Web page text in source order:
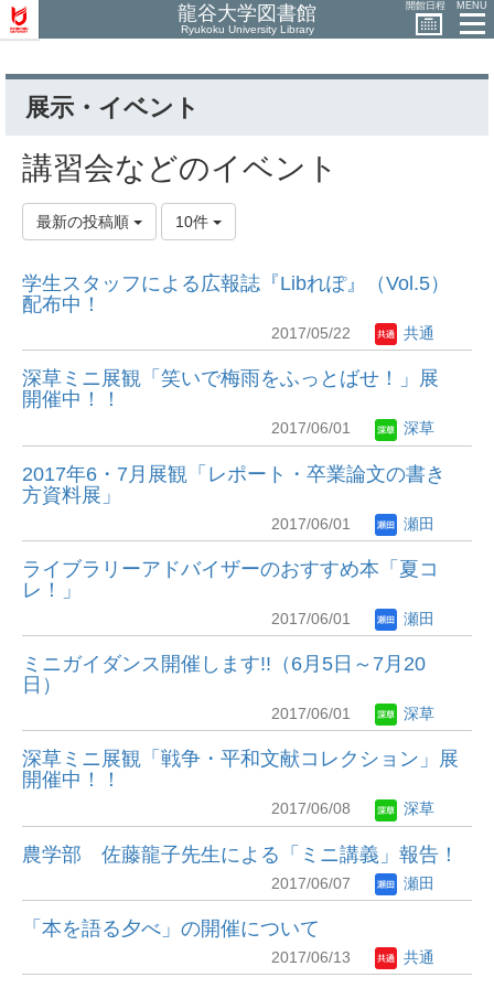
龍谷大学図書館
Ryukoku University Library
開館日程 MENU
展示・イベント
講習会などのイベント
最新の投稿順 10件
学生スタッフによる広報誌『Libれぽ』（Vol.5）
配布中！
2017/05/22 共通
深草ミニ展観「笑いで梅雨をふっとばせ！」展
開催中！！
2017/06/01 深草
2017年6・7月展観「レポート・卒業論文の書き
方資料展」
2017/06/01 瀬田
ライブラリーアドバイザーのおすすめ本「夏コ
レ！」
2017/06/01 瀬田
ミニガイダンス開催します!!（6月5日～7月20
日）
2017/06/01 深草
深草ミニ展観「戦争・平和文献コレクション」展
開催中！！
2017/06/08 深草
農学部 佐藤龍子先生による「ミニ講義」報告！
2017/06/07 瀬田
「本を語る夕べ」の開催について
2017/06/13 共通